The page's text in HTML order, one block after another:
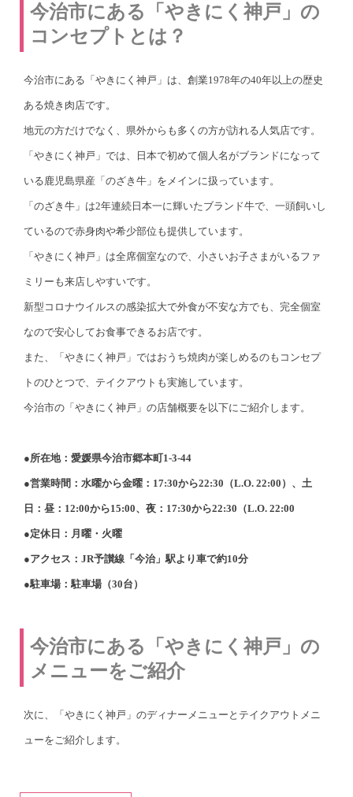
今治市にある「やきにく神戸」の
コンセプトとは？
今治市にある「やきにく神戸」は、創業1978年の40年以上の歴史
ある焼き肉店です。
地元の方だけでなく、県外からも多くの方が訪れる人気店です。
「やきにく神戸」では、日本で初めて個人名がブランドになって
いる鹿児島県産「のざき牛」をメインに扱っています。
「のざき牛」は2年連続日本一に輝いたブランド牛で、一頭飼いし
ているので赤身肉や希少部位も提供しています。
「やきにく神戸」は全席個室なので、小さいお子さまがいるファ
ミリーも来店しやすいです。
新型コロナウイルスの感染拡大で外食が不安な方でも、完全個室
なので安心してお食事できるお店です。
また、「やきにく神戸」ではおうち焼肉が楽しめるのもコンセプ
トのひとつで、テイクアウトも実施しています。
今治市の「やきにく神戸」の店舗概要を以下にご紹介します。
●所在地：愛媛県今治市郷本町1-3-44
●営業時間：水曜から金曜：17:30から22:30（L.O. 22:00）、土
日：昼：12:00から15:00、夜：17:30から22:30（L.O. 22:00
●定休日：月曜・火曜
●アクセス：JR予讃線「今治」駅より車で約10分
●駐車場：駐車場（30台）
今治市にある「やきにく神戸」の
メニューをご紹介
次に、「やきにく神戸」のディナーメニューとテイクアウトメニ
ューをご紹介します。